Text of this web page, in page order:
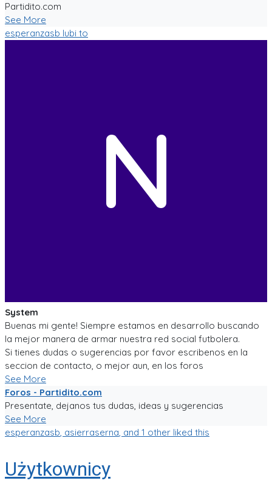
Partidito.com
See More
esperanzasb lubi to
N
System
Buenas mi gente! Siempre estamos en desarrollo buscando
la mejor manera de armar nuestra red social futbolera.
Si tienes dudas o sugerencias por favor escribenos en la
seccion de contacto, o mejor aun, en los foros
See More
Foros - Partidito.com
Presentate, dejanos tus dudas, ideas y sugerencias
See More
esperanzasb, asierraserna, and 1 other liked this
Użytkownicy